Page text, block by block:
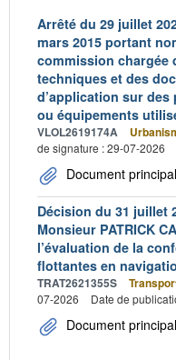
Arrêté du 29 juillet
mars 2015 portant
commission chargée
techniques et des
d’application sur
ou équipements
VLOL2619174A
de signature : 29-07-2026
Document principal
Décision du 31 juillet
Monsieur PATRICK
l’évaluation de la
flottantes en
TRAT2621355S
07-2026
Date de
Document principal